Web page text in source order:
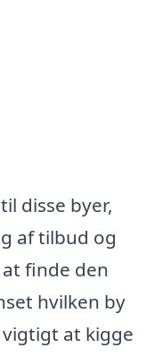
disse byer,
af tilbud og
finde den
hvilken by
at kigge